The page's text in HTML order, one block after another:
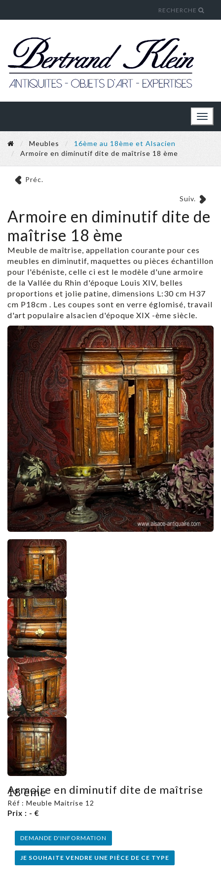
RECHERCHE
Meubles
16ème au 18ème et Alsacien
Armoire en diminutif dite de maîtrise 18 ème
Préc.
Suiv.
Armoire en diminutif dite de
maîtrise 18 ème
Meuble de maîtrise, appellation courante pour ces
meubles en diminutif, maquettes ou pièces échantillon
pour l'ébéniste, celle ci est le modèle d'une armoire
de la Vallée du Rhin d'époque Louis XIV, belles
proportions et jolie patine, dimensions L:30 cm H37
cm P18cm . Les coupes sont en verre églomisé, travail
d'art populaire alsacien d'époque XIX -ème siècle.
Armoire en diminutif dite de maîtrise
18 ème
Réf : Meuble Maitrise 12
Prix : - €
DEMANDE D'INFORMATION
JE SOUHAITE VENDRE UNE PIÈCE DE CE TYPE